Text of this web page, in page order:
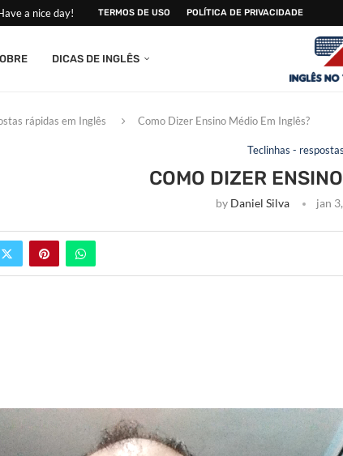
a nice day! TERMOS DE USO POLÍTICA DE PRIVACIDADE
DICAS DE INGLÊS
rápidas em Inglês Como Dizer Ensino Médio Em Inglês?
Teclinhas -
COMO DIZER
by Daniel Silva jan